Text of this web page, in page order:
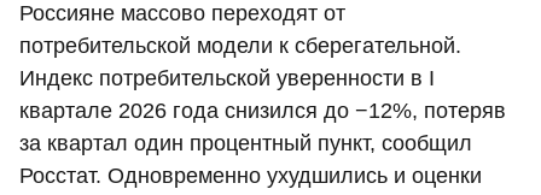
Россияне массово переходят от
потребительской модели к сберегательной.
Индекс потребительской уверенности в I
квартале 2026 года снизился до −12%, потеряв
за квартал один процентный пункт, сообщил
Росстат. Одновременно ухудшились и оценки